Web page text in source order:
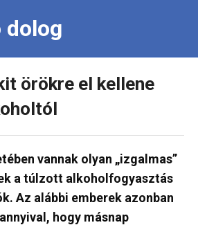
dolog
örökre el kellene
vannak olyan „izgalmas”
a túlzott alkoholfogyasztás
Az alábbi emberek azonban
hogy másnap